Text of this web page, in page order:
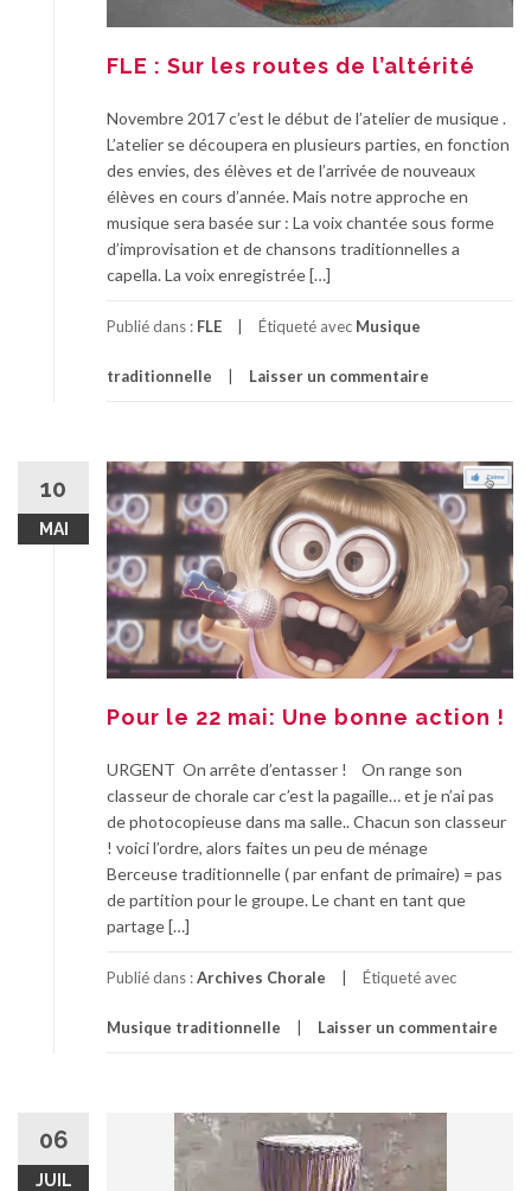
FLE : Sur les routes de l’altérité
Novembre 2017 c’est le début de l’atelier de musique .
L’atelier se découpera en plusieurs parties, en fonction
des envies, des élèves et de l’arrivée de nouveaux
élèves en cours d’année. Mais notre approche en
musique sera basée sur : La voix chantée sous forme
d’improvisation et de chansons traditionnelles a
capella. La voix enregistrée […]
Publié dans : FLE Étiqueté avec Musique
traditionnelle Laisser un commentaire
10
MAI
Pour le 22 mai: Une bonne action !
URGENT On arrête d’entasser ! On range son
classeur de chorale car c’est la pagaille… et je n’ai pas
de photocopieuse dans ma salle.. Chacun son classeur
! voici l’ordre, alors faites un peu de ménage
Berceuse traditionnelle ( par enfant de primaire) = pas
de partition pour le groupe. Le chant en tant que
partage […]
Publié dans :Archives Chorale Étiqueté avec
Musique traditionnelle Laisser un commentaire
06
JUIL